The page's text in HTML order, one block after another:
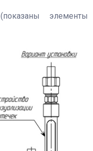
элементы